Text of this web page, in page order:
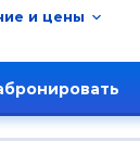
и цены